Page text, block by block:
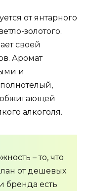
от янтарного
золотого.
своей
Аромат
и
алкоголя.
– то, что
от дешевых
бренда есть